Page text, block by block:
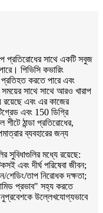
প্রতিরোধের সাথে একটি সবুজ
পিভিসি কভারিং
প্রতিহত করতে পারে এবং
সময়ের সাথে সাথে আরও খারাপ
রয়েছে এবং এর কাজের
এবং 150 ডিগ্রি
ঠান্ডা প্রতিরোধের,
ব্যবহারের জন্য
সুবিধাগুলির মধ্যে রয়েছে:
এবং দীর্ঘ পরিষেবা জীবন;
শেডিং/তাপ নিরোধক দক্ষতা;
প্রভাব" সহ্য করতে
উল্লেখযোগ্যভাবে